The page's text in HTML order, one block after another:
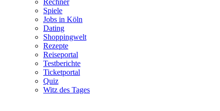
Spiele
Jobs in Köln
Dating
Shoppingwelt
Rezepte
Reiseportal
Testberichte
Ticketportal
Quiz
Witz des Tages